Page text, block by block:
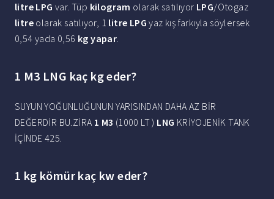
litre LPG var. Tüp kilogram olarak satılıyor LPG/Otogaz
litre olarak satılıyor, 1 litre LPG yaz kış farkıyla söylersek
0,54 yada 0,56 kg yapar.
1 M3 LNG kaç kg eder?
SUYUN YOĞUNLUĞUNUN YARISINDAN DAHA AZ BİR
DEĞERDİR BU.ZİRA 1 M3 (1000 LT ) LNG KRİYOJENİK TANK
İÇİNDE 425.
1 kg kömür kaç kw eder?